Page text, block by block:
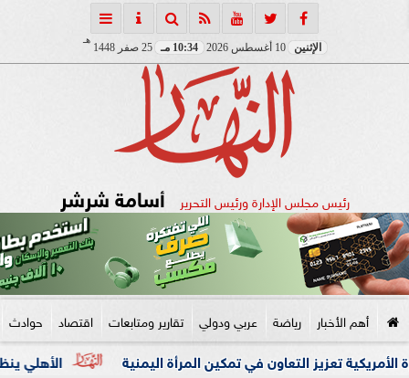
الإثنين 10 أغسطس 2026 10:34 مـ 25 صفر 1448
هـ
رئيس مجلس الإدارة ورئيس التحرير أسامة شرشر
أهم الأخبار رياضة عربي ودولي تقارير ومتابعات اقتصاد حوادث
الأهلي ينظم ممرًا التعاون في تمكين المرأة اليمنية